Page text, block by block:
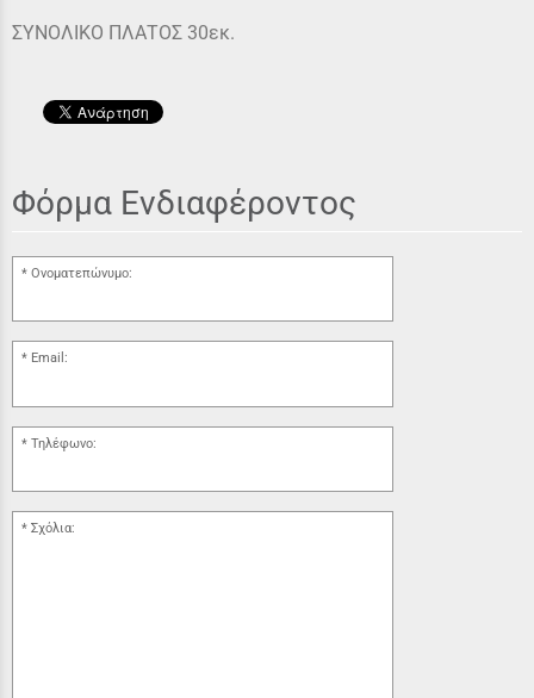
ΣΥΝΟΛΙΚΟ ΠΛΑΤΟΣ 30εκ.
Φόρμα Ενδιαφέροντος
Ονοματεπώνυμο:
Email:
Τηλέφωνο:
Σχόλια: